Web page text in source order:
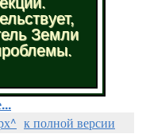
Земли
к полной версии